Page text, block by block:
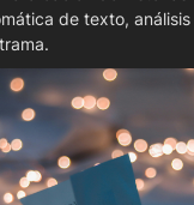
de texto,